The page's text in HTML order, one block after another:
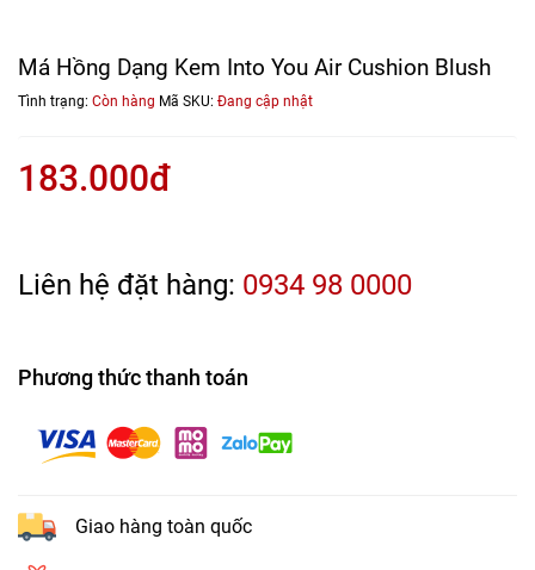
Má Hồng Dạng Kem Into You Air Cushion Blush
Tình trạng: Còn hàng Mã SKU: Đang cập nhật
183.000đ
Liên hệ đặt hàng: 0934 98 0000
Phương thức thanh toán
Giao hàng toàn quốc